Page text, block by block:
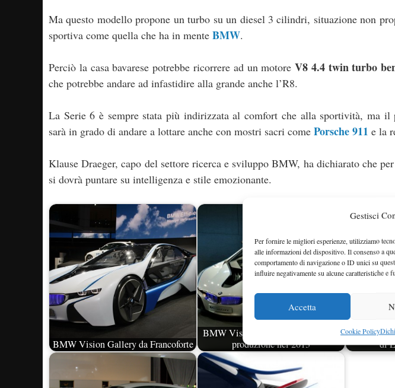
Gestisci
Per fornire le migliori esperienze, utilizziamo
alle informazioni del dispositivo. Il consenso a
comportamento di navigazione o ID unici su
influire negativamente su alcune caratteristiche e
Accetta
Cookie Policy
Ma questo modello propone un turbo su un diesel 3 cilindri, situazione non
sportiva come quella che ha in mente BMW.
Perciò la casa bavarese potrebbe ricorrere ad un motoreV8 4.4 twin turbo
che potrebbe andare ad infastidire alla grande anche l’R8.
La Serie 6 è sempre stata più indirizzata al comfort che alla sportività, ma il
sarà in grado di andare a lottare anche con mostri sacri come Porsche 911 e la
Klause Draeger, capo del settore ricerca e sviluppo BMW, ha dichiarato che
si dovrà puntare su intelligenza e stile emozionante.
BMW Vision Gallery da Francoforte
BMW Vision EfficientDynamics in
produzione nel 2013
BMW
di